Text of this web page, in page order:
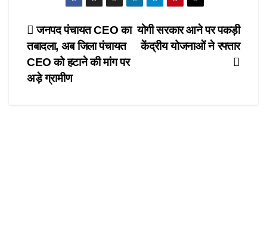
e
b
o
o
st
o
d
o
n
ail ar
e
Post
navigation
योगी सरकार आने पर पकड़ी
केंद्रीय योजनाओं ने रफ्तार
जनपद पंचायत CEO का
तबादला, अब जिला पंचायत
CEO को हटाने की मांग पर
अड़े ग्रामीण